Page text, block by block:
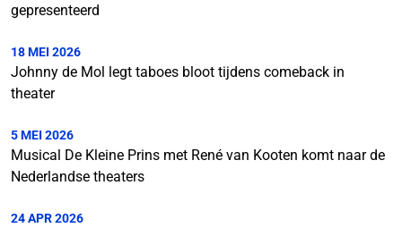
gepresenteerd
18 MEI 2026
Johnny de Mol legt taboes bloot tijdens comeback in
theater
5 MEI 2026
Musical De Kleine Prins met René van Kooten komt naar de
Nederlandse theaters
24 APR 2026